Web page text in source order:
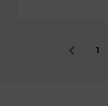
Zurück
1